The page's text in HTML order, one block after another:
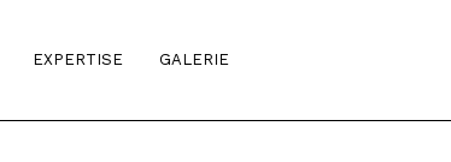
EXPERTISE GALERIE